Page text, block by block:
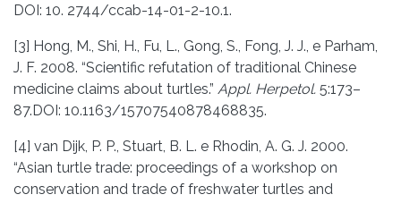
DOI: 10. 2744/ccab-14-01-2-10.1.
[3] Hong, M., Shi, H., Fu, L., Gong, S., Fong, J. J., e Parham,
J. F. 2008. “Scientific refutation of traditional Chinese
medicine claims about turtles.” Appl. Herpetol. 5:173–
87.DOI: 10.1163/15707540878468835.
[4] van Dijk, P. P., Stuart, B. L. e Rhodin, A. G. J. 2000.
“Asian turtle trade: proceedings of a workshop on
conservation and trade of freshwater turtles and